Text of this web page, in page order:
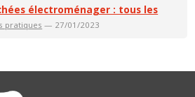
électroménager : tous les
pratiques — 27/01/2023